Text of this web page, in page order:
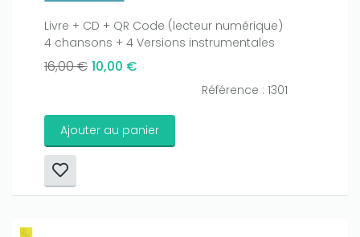
Livre + CD + QR Code (lecteur numérique)
4 chansons + 4 Versions instrumentales
16,00 € 10,00 €
Référence : 1301
Ajouter au panier